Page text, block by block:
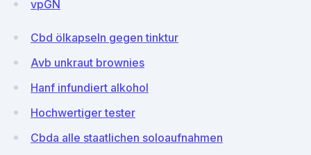
vpGN
Cbd ölkapseln gegen tinktur
Avb unkraut brownies
Hanf infundiert alkohol
Hochwertiger tester
Cbda alle staatlichen soloaufnahmen